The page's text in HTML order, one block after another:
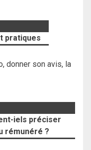
pratiques
donner son avis, la
iels préciser
rémunéré ?